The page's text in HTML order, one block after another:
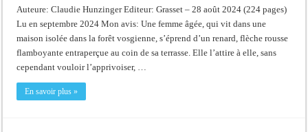
Auteure: Claudie Hunzinger Editeur: Grasset – 28 août 2024 (224 pages)
Lu en septembre 2024 Mon avis: Une femme âgée, qui vit dans une
maison isolée dans la forêt vosgienne, s’éprend d’un renard, flèche rousse
flamboyante entraperçue au coin de sa terrasse. Elle l’attire à elle, sans
cependant vouloir l’apprivoiser, …
En savoir plus »